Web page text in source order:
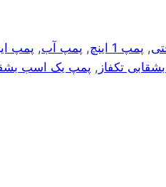
, پمپ 1 اینچ , پمپ آب, پمپ
تکفاز , پمپ یک اسب